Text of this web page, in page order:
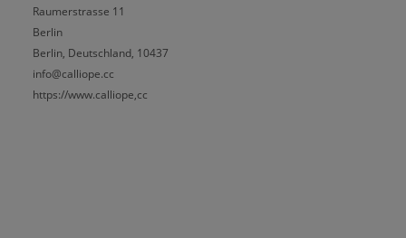
Raumerstrasse 11
Berlin
Berlin, Deutschland, 10437
info@calliope.cc
https://www.calliope,cc